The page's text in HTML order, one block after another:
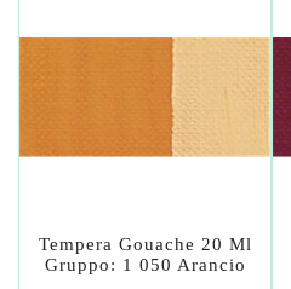
Tempera Gouache 20 Ml
Gruppo: 1 050 Arancio